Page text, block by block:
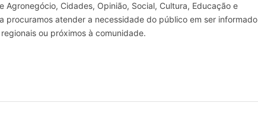
Agronegócio, Cidades, Opinião, Social, Cultura, Educação e
procuramos atender a necessidade do público em ser informado
ou próximos à comunidade.